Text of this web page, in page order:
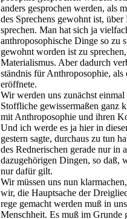
anders ge­sprochen werden, als
des Sprechens ge­wohnt ist,
sprechen. Man hat sich ja
anthroposophische Dinge so zu
gewohnt worden ist zu
Materialismus. Aber dadurch
ständnis für Anthroposophie,
er­öffnete.
Wir werden uns zunächst
Stoffliche gewissermaßen ganz
mit Anthroposophie und ihren
Und ich werde es ja hier in
gestern sagte, durchaus zu tun
des Rednerischen gerade nur in
dazugehörigen Dingen, so daß,
nur dafür gilt.
Wir müssen uns nun
wir, die Hauptsache der
rege gemacht wer­den muß in
Menschheit. Es muß im Grunde